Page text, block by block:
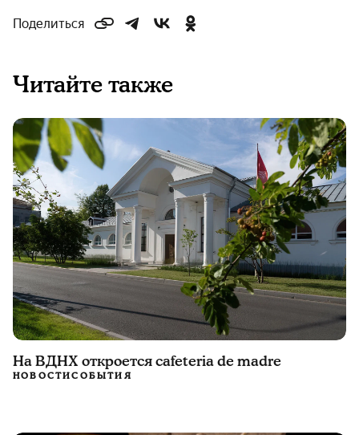
Поделиться
Читайте также
На ВДНХ откроется cafeteria de madre
НОВОСТИСОБЫТИЯ